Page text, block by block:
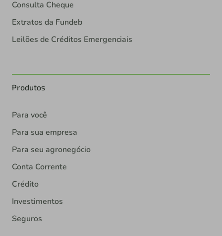
Consulta Cheque
Extratos da Fundeb
Leilões de Créditos Emergenciais
Produtos
Para você
Para sua empresa
Para seu agronegócio
Conta Corrente
Crédito
Investimentos
Seguros